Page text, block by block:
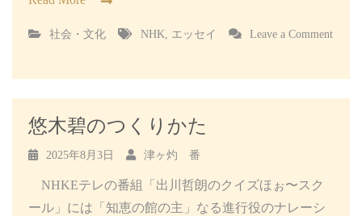
社会・文化 NHK, エッセイ
Leave a Comment
新
聞
悠木碧のつくりかた
2025年8月3日 津ヶ灼 番
NHKEテレの番組「出川哲朗のクイズほぉ〜スク
ール」には「知恵の館の主」なる進行役のナレーシ